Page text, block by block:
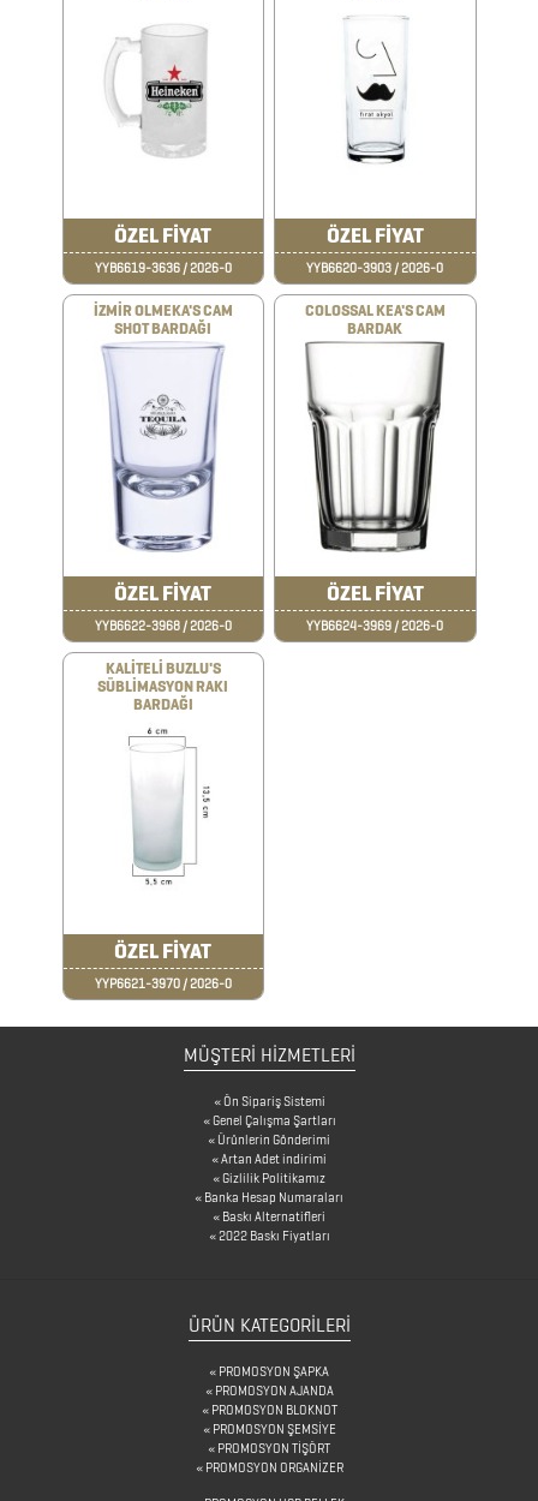
FENER
KABLOSUZ
KULAKLIK
KALEMLİKLER
ÖZEL FİYAT
YYB6619-3636 / 2026-0
ÖZEL FİYAT
YYB6620-3903 / 2026-0
İZMİR OLMEKA'S CAM
SHOT BARDAĞI
ÖZEL FİYAT
YYB6622-3968 / 2026-0
COLOSSAL KEA'S CAM
BARDAK
ÖZEL FİYAT
YYB6624-3969 / 2026-0
KALİTELİ BUZLU'S
SÜBLİMASYON RAKI
BARDAĞI
ÖZEL FİYAT
YYP6621-3970 / 2026-0
MÜŞTERİ HİZMETLERİ
Ön Sipariş Sistemi
Genel Çalışma Şartları
Ürünlerin Gönderimi
Artan Adet indirimi
Gizlilik Politikamız
Banka Hesap Numaraları
Baskı Alternatifleri
2022 Baskı Fiyatları
ÜRÜN KATEGORILERI
PROMOSYON ŞAPKA
PROMOSYON AJANDA
PROMOSYON BLOKNOT
PROMOSYON ŞEMSİYE
PROMOSYON TİŞÖRT
PROMOSYON ORGANİZER